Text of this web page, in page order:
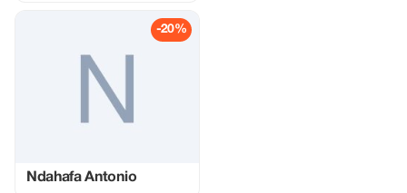
-20%
Ndahafa Antonio